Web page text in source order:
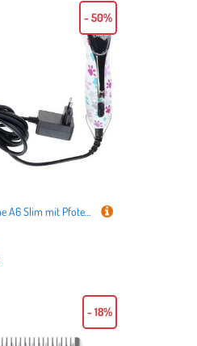
Oster Schermaschine A6 Slim mit Pfotendruck - Schermaschine ohne Scherkopf
- 50%
- 18%